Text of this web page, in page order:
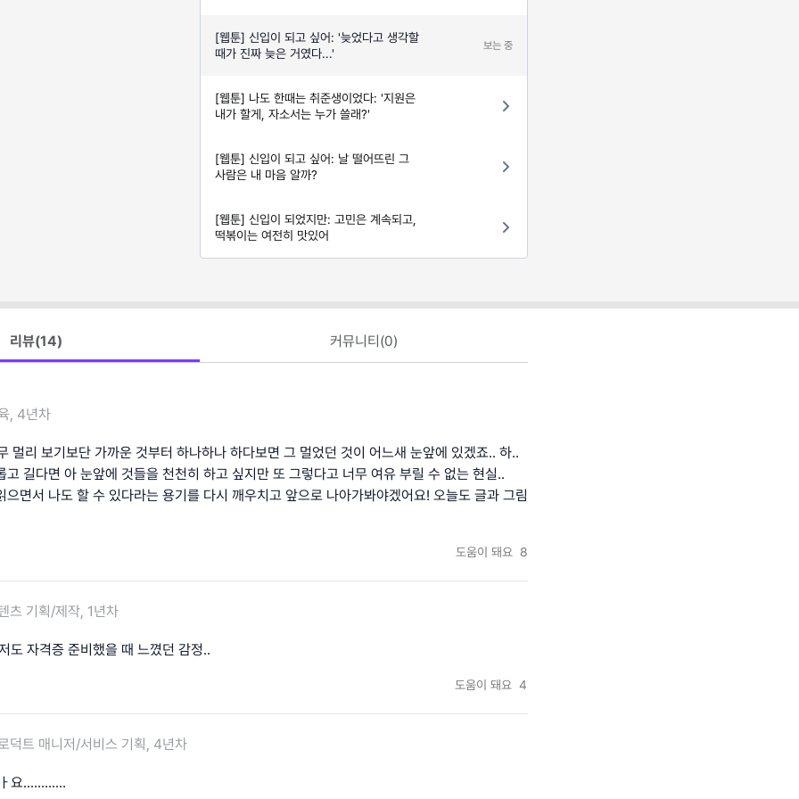
[웹툰] 신입이 되고 싶어: '늦었다고 생각할
때가 진짜 늦은 거였다...'
보는 중
[웹툰] 나도 한때는 취준생이었다: '지원은
내가 할게, 자소서는 누가 쓸래?'
[웹툰] 신입이 되고 싶어: 날 떨어뜨린 그
사람은 내 마음 알까?
[웹툰] 신입이 되었지만: 고민은 계속되고,
떡볶이는 여전히 맛있어
리뷰(14) 커뮤니티(0)
, 4년차
멀리 보기보단 가까운 것부터 하나하나 하다보면 그 멀었던 것이 어느새 눈앞에 있겠죠.. 하..
고 길다면 아 눈앞에 것들을 천천히 하고 싶지만 또 그렇다고 너무 여유 부릴 수 없는 현실..
으면서 나도 할 수 있다라는 용기를 다시 깨우치고 앞으로 나아가봐야겠어요! 오늘도 글과 그림
도움이 돼요 8
츠 기획/제작, 1년차
도 자격증 준비했을 때 느꼈던 감정..
도움이 돼요 4
덕트 매니저/서비스 기획, 4년차
요............